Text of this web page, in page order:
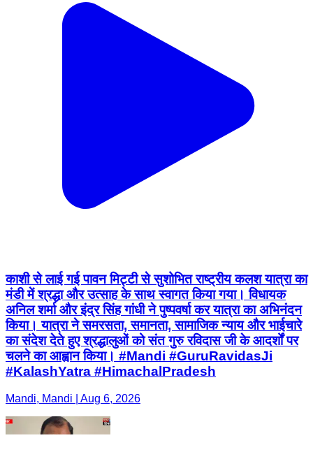
काशी से लाई गई पावन मिट्टी से सुशोभित राष्ट्रीय कलश यात्रा का
मंडी में श्रद्धा और उत्साह के साथ स्वागत किया गया। विधायक
अनिल शर्मा और इंद्र सिंह गांधी ने पुष्पवर्षा कर यात्रा का अभिनंदन
किया। यात्रा ने समरसता, समानता, सामाजिक न्याय और भाईचारे
का संदेश देते हुए श्रद्धालुओं को संत गुरु रविदास जी के आदर्शों पर
चलने का आह्वान किया। #Mandi #GuruRavidasJi
#KalashYatra #HimachalPradesh
Mandi, Mandi | Aug 6, 2026